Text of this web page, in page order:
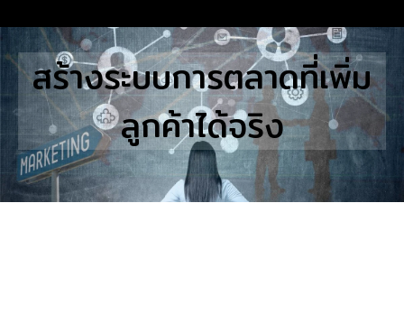
to
content
STUDIES
Search
for:สร้างระบบการตลาดที่เพิ่ม
ลูกค้าได้จริง